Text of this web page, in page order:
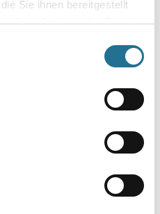
Sie ihnen bereitgestellt
Ihrer Nutzung der Dienste